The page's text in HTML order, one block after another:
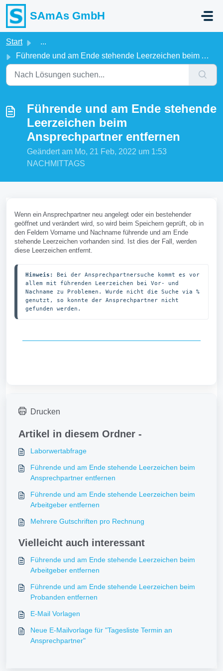
Zum hauptsächlichen Inhalt gehen
SAmAs GmbH
Start
...
Führende und am Ende stehende Leerzeichen beim Ansprechpa...
Führende und am Ende stehende
Leerzeichen beim
Ansprechpartner entfernen
Geändert am Mo, 21 Feb, 2022 um 1:53
NACHMITTAGS
Wenn ein Ansprechpartner neu angelegt oder ein bestehender
geöffnet und verändert wird, so wird beim Speichern geprüft, ob in
den Feldern Vorname und Nachname führende und am Ende
stehende Leerzeichen vorhanden sind. Ist dies der Fall, werden
diese Leerzeichen entfernt.
Hinweis:
Bei der Ansprechpartnersuche kommt es vor
allem mit führenden Leerzeichen bei Vor- und
Nachname zu Problemen. Wurde nicht die Suche via %
genutzt, so konnte der Ansprechpartner nicht
gefunden werden.
Drucken
Artikel in diesem Ordner -
Laborwertabfrage
Führende und am Ende stehende Leerzeichen beim
Ansprechpartner entfernen
Führende und am Ende stehende Leerzeichen beim
Arbeitgeber entfernen
Mehrere Gutschriften pro Rechnung
Vielleicht auch interessant
Führende und am Ende stehende Leerzeichen beim
Arbeitgeber entfernen
Führende und am Ende stehende Leerzeichen beim
Probanden entfernen
E-Mail Vorlagen
Neue E‑Mailvorlage für "Tagesliste Termin an
Ansprechpartner"